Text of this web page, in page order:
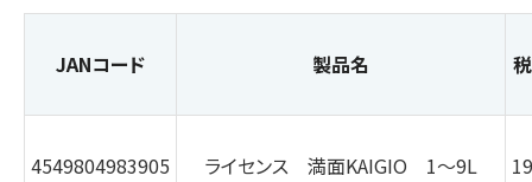
JANコード 製品名
4549804983905 ライセンス 満面KAIGIO 1～9L